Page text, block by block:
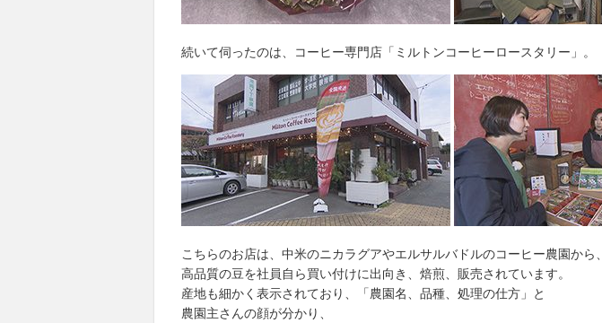
続いて伺ったのは、コーヒー専門店「ミルトンコーヒーロースタリー」。
こちらのお店は、中米のニカラグアやエルサルバドルのコーヒー農園から、
高品質の豆を社員自ら買い付けに出向き、焙煎、販売されています。
産地も細かく表示されており、「農園名、品種、処理の仕方」と
農園主さんの顔が分かり、